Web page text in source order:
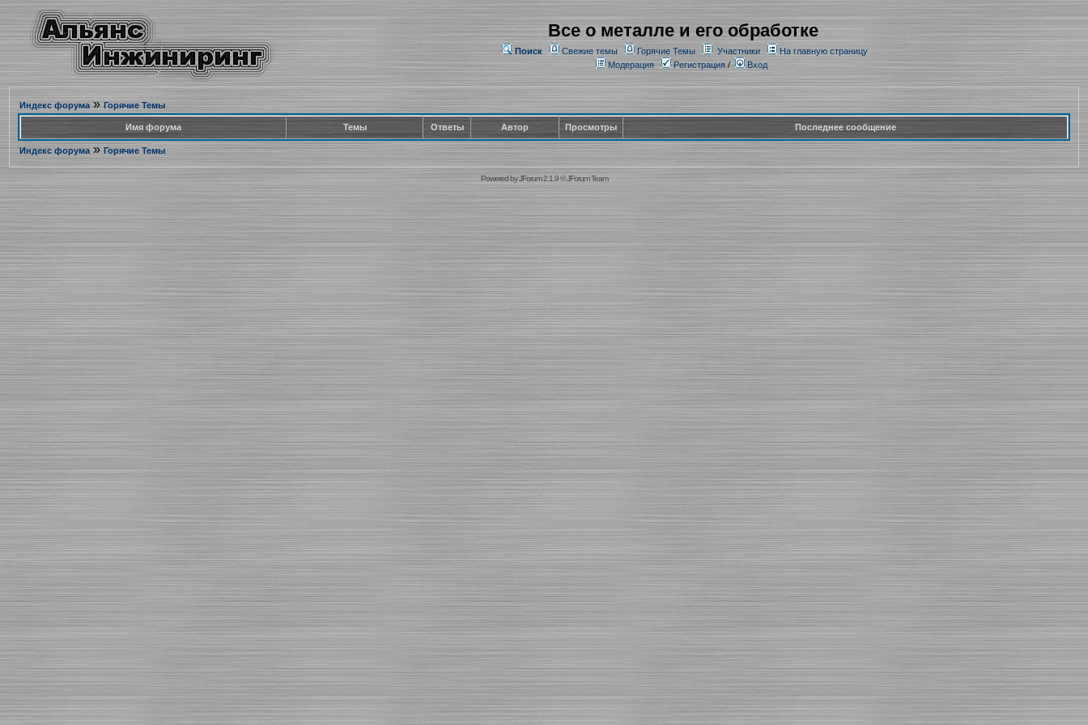
Все о металле и его обработке
Поиск Свежие темы Горячие Темы Участники
На главную страницу
Модерация
Регистрация/ Вход
Индекс форума» Горячие Темы
Имя форума Темы Ответы Автор Просмотры Последнее сообщение
Индекс форума» Горячие Темы
Powered byJForum 2.1.9©JForum Team